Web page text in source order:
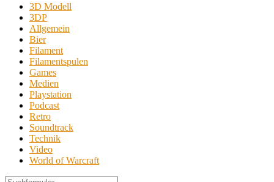
3D Modell
3DP
Allgemein
Bier
Filament
Filamentspulen
Games
Medien
Playstation
Podcast
Retro
Soundtrack
Technik
Video
World of Warcraft